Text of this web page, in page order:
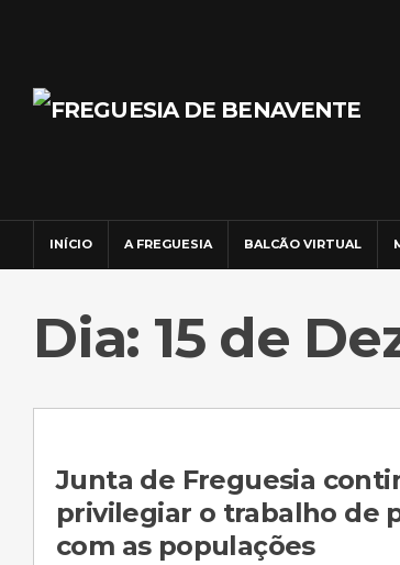
INÍCIO A FREGUESIA BALCÃO VIRTUAL
Dia: 15 de
Junta de Freguesia
privilegiar o trabalho de
com as populações